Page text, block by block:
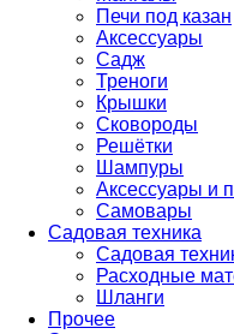
Печи под казан
Аксессуары
Садж
Треноги
Крышки
Сковороды
Решётки
Шампуры
Аксессуары и
Самовары
Садовая техника
Садовая
Расходные
Шланги
Прочее